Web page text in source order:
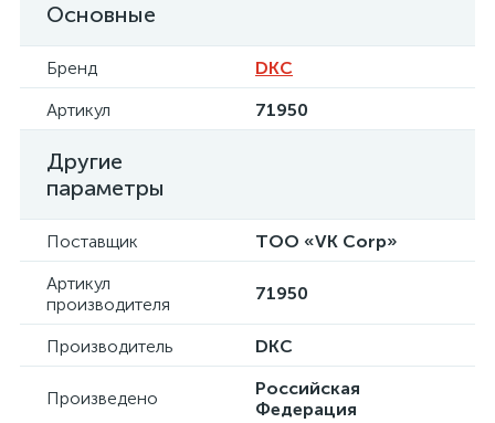
Основные
Бренд
DKC
Артикул
71950
Другие
параметры
Поставщик
ТОО «VK Corp»
Артикул
производителя
71950
Производитель DKC
Произведено
Российская
Федерация